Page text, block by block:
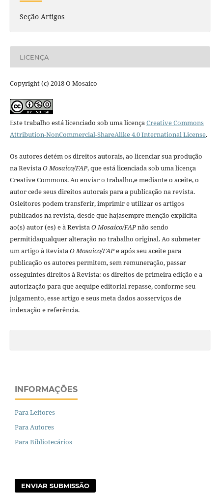
Seção Artigos
LICENÇA
Copyright (c) 2018 O Mosaico
Este trabalho está licenciado sob uma licençaCreative Commons
Attribution-NonCommercial-ShareAlike 4.0 International License.
Os autores detém os direitos autorais, ao licenciar sua produção
na RevistaO Mosaico/FAP, que está licenciada sob uma licença
Creative Commons. Ao enviar o trabalho,e mediante o aceite, o
autor cede seus direitos autorais para a publicação na revista.
Osleitores podem transferir, imprimir e utilizar os artigos
publicados na revista, desde que hajasempre menção explí­cita
ao(s) autor (es) e à RevistaO Mosaico/FAPnão sendo
permitidaqualquer alteração no trabalho original. Ao submeter
um artigo à RevistaO Mosaico/FAPe após seu aceite para
publicação os autores permitem, sem remuneração, passar
osseguintes direitos à Revista: os direitos de primeira edição e a
autorização para que aequipe editorial repasse, conforme seu
julgamento, esse artigo e seus meta dados aosserviços de
indexação e referência.
INFORMAÇÕES
Para Leitores
Para Autores
Para Bibliotecários
ENVIAR SUBMISSÃO